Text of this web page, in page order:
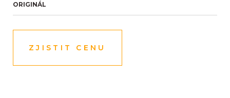
ORIGINÁL
ZJISTIT CENU